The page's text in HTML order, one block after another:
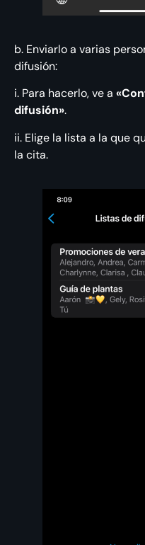
b. Enviarlo a varias
difusión:
i. Para hacerlo, ve a
difusión».
ii. Elige la lista a la que
la cita.